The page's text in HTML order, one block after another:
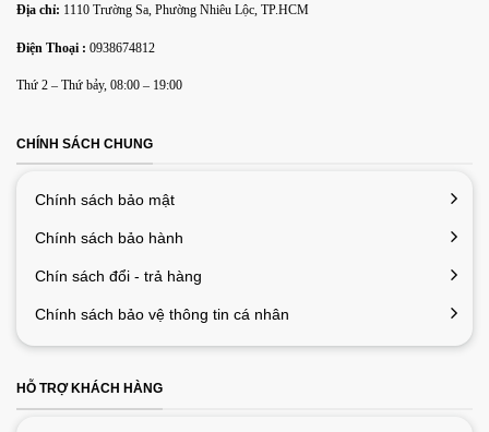
cho lần bình luận kế tiếp của tôi.
Địa chỉ: 1110 Trường Sa, Phường Nhiêu Lộc, TP.HCM
Điện Thoại : 0938674812
Thứ 2 – Thứ bảy, 08:00 – 19:00
CHÍNH SÁCH CHUNG
Chính sách bảo mật
Chính sách bảo hành
Chín sách đổi - trả hàng
Chính sách bảo vệ thông tin cá nhân
HỖ TRỢ KHÁCH HÀNG